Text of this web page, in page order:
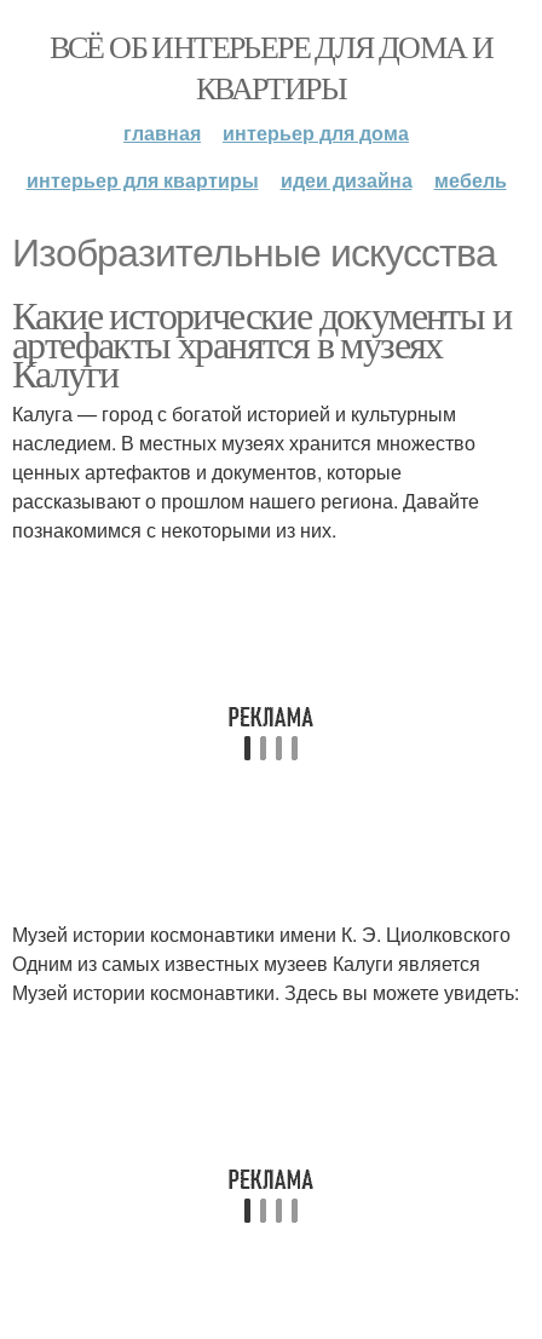
ВСЁ ОБ ИНТЕРЬЕРЕ ДЛЯ ДОМА И
КВАРТИРЫ
главная
интерьер для дома
интерьер для квартиры
идеи дизайна мебель
Изобразительные искусства
Какие исторические документы и
артефакты хранятся в музеях
Калуги
Калуга — город с богатой историей и культурным
наследием. В местных музеях хранится множество
ценных артефактов и документов, которые
рассказывают о прошлом нашего региона. Давайте
познакомимся с некоторыми из них.
Музей истории космонавтики имени К. Э. Циолковского
Одним из самых известных музеев Калуги является
Музей истории космонавтики. Здесь вы можете увидеть: